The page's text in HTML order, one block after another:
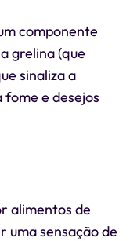
componente
grelina (que
sinaliza a
e desejos
alimentos de
uma sensação de